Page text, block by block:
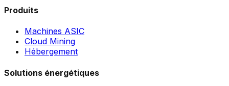
Produits
Machines ASIC
Cloud Mining
Hébergement
Solutions énergétiques